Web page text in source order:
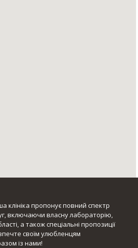
клініка пропонує повний спектр
включаючи власну лабораторію,
а також спеціальні пропозиції
своїм улюбленцям
із нами!